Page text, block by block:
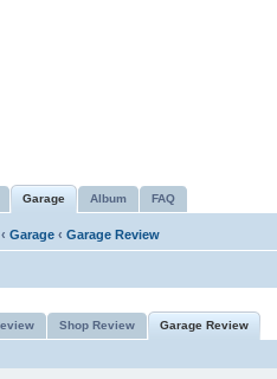
Garage Album FAQ
‹ Garage ‹ Garage Review
Shop Review Garage Review